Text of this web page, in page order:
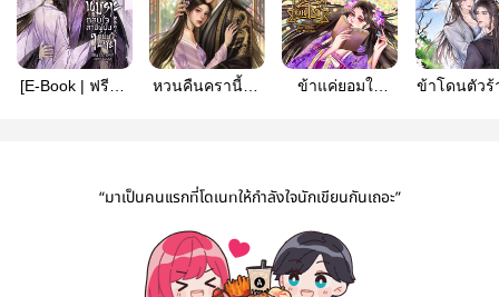
[E-Book | ฟรีวัน
หวนคืนครานี้ข้า
ข้าแค่ยอมให้
ข้าโดนตัวร้
“มาเป็นคนแรกที่โดเนทให้กำลังใจนักเขียนกันเถอะ”